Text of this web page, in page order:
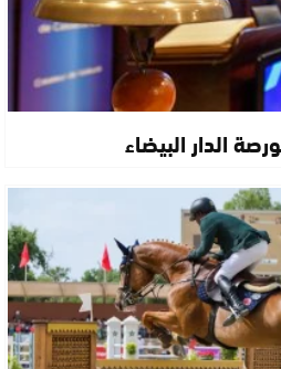
الدار البيضاء